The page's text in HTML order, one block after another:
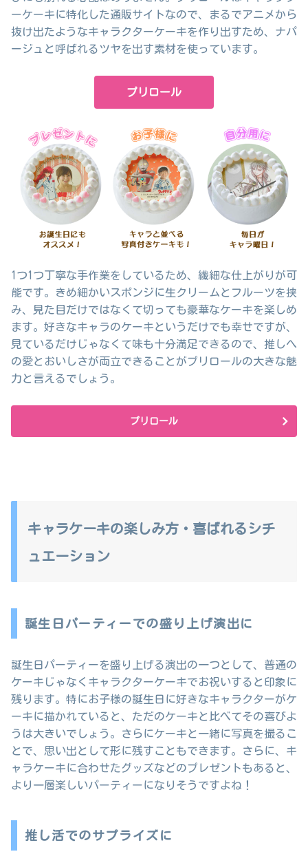
ーケーキに特化した通販サイトなので、まるでアニメから
抜け出たようなキャラクターケーキを作り出すため、ナパ
ージュと呼ばれるツヤを出す素材を使っています。
プリロール
1つ1つ丁寧な手作業をしているため、繊細な仕上がりが可
能です。きめ細かいスポンジに生クリームとフルーツを挟
み、見た目だけではなくて切っても豪華なケーキを楽しめ
ます。好きなキャラのケーキというだけでも幸せですが、
見ているだけじゃなくて味も十分満足できるので、推しへ
の愛とおいしさが両立できることがプリロールの大きな魅
力と言えるでしょう。
プリロール
キャラケーキの楽しみ方・喜ばれるシチ
ュエーション
誕生日パーティーでの盛り上げ演出に
誕生日パーティーを盛り上げる演出の一つとして、普通の
ケーキじゃなくキャラクターケーキでお祝いすると印象に
残ります。特にお子様の誕生日に好きなキャラクターがケ
ーキに描かれていると、ただのケーキと比べてその喜びよ
うは大きいでしょう。さらにケーキと一緒に写真を撮るこ
とで、思い出として形に残すこともできます。さらに、キ
ャラケーキに合わせたグッズなどのプレゼントもあると、
より一層楽しいパーティーになりそうですよね！
推し活でのサプライズに